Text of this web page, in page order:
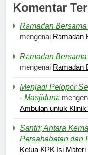
Komentar
Ramadan
mengenai Ramadan
Ramadan
mengenai Ramadan
Menjadi Pelopor
- Masjiduna
Ambulan untuk
Santri; Antara
Persahabatan dan
Ketua KPK Isi